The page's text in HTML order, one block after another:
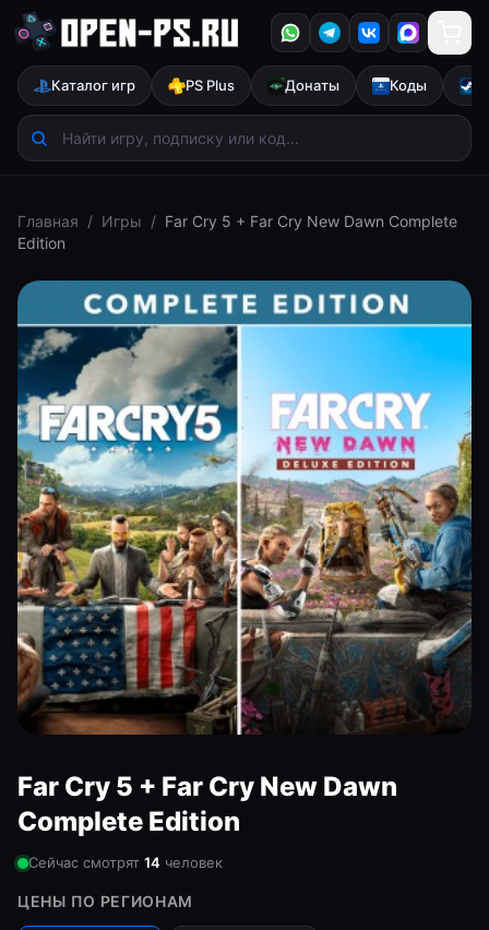
Каталог игр PS Plus Донаты Коды
Главная / Игры / Far Cry 5 + Far Cry New Dawn Complete
Edition
Far Cry 5 + Far Cry New Dawn
Complete Edition
Сейчас смотрят 14 человек
ЦЕНЫ ПО РЕГИОНАМ